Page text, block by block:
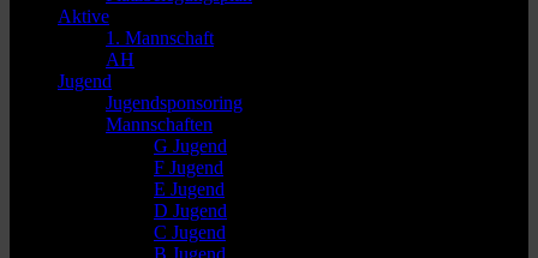
Aktive
1. Mannschaft
AH
Jugend
Jugendsponsoring
Mannschaften
G Jugend
F Jugend
E Jugend
D Jugend
C Jugend
B Jugend